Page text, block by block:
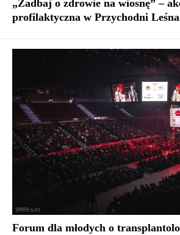
„Zadbaj o zdrowie na wiosnę” –
profilaktyczna w Przychodni
Forum dla młodych o